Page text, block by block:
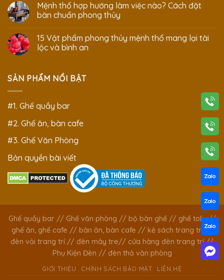
Mệnh thổ hợp hướng làm việc nào? Cách đặt
bàn chuẩn phong thủy
15 Vật phẩm phong thủy mệnh thổ mang lại tài
lộc và bình an
SẢN PHẨM NỔI BẬT
#1. Ghế quầy bar
#2. Ghế ăn, bàn cafe
#3. Ghế Văn Phòng
Bản quyền bài viết
Ghế quầy bar// Ghế văn phòng // bộ bàn ghế// ghế tolix//
ghế ăn, ghế cafe // bàn ăn, bàn cafe // kệ sách trang trí //
đèn vải trang trí // đèn mây tre// cửa hàng đèn trang trí//
Phụ Kiện Đèn // đèn thả văn phòng
GIỚI THIỆU CHÍNH SÁCH BẢO MẬT LIÊN HỆ